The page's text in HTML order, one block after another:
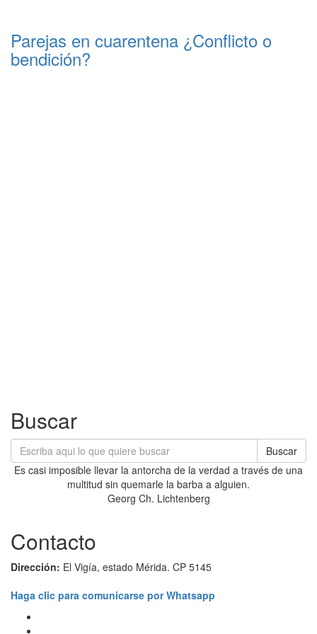
Parejas en cuarentena ¿Conflicto o
bendición?
Buscar
Buscar
Es casi imposible llevar la antorcha de la verdad a través de una
multitud sin quemarle la barba a alguien.
Georg Ch. Lichtenberg
Contacto
Dirección: El Vigía, estado Mérida. CP 5145
Haga clic para comunicarse por Whatsapp